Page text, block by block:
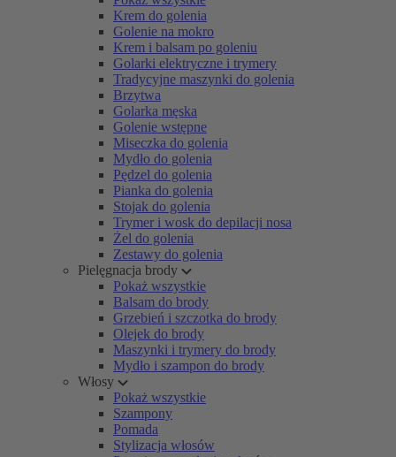
Krem do golenia
Golenie na mokro
Krem i balsam po goleniu
Golarki elektryczne i trymery
Tradycyjne maszynki do golenia
Brzytwa
Golarka męska
Golenie wstępne
Miseczka do golenia
Mydło do golenia
Pędzel do golenia
Pianka do golenia
Stojak do golenia
Trymer i wosk do depilacji nosa
Żel do golenia
Zestawy do golenia
Pielęgnacja brody
Pokaż wszystkie
Balsam do brody
Grzebień i szczotka do brody
Olejek do brody
Maszynki i trymery do brody
Mydło i szampon do brody
Włosy
Pokaż wszystkie
Szampony
Pomada
Stylizacja włosów